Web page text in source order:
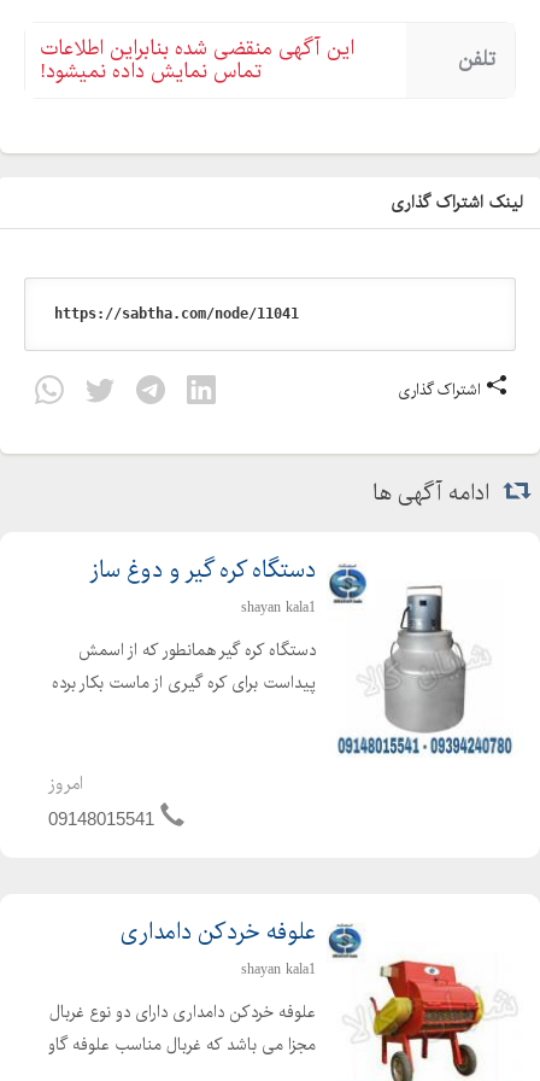
تلفن این آگهی منقضی شده بنابراین اطلاعات
تماس نمایش داده نمیشود!
لینک اشتراک گذاری
اشتراک گذاری
ادامه آگهی ها
دستگاه کره گیر و دوغ ساز
shayan kala1
دستگاه کره گیر همانطور که از اسمش
پیداست برای کره گیری از ماست بکار برده
مخلوط شده و بحال...
امروز
09148015541
علوفه خردکن دامداری
shayan kala1
علوفه خردکن دامداری دارای دو نوع غربال
مجزا می باشد که غربال مناسب علوفه گاو